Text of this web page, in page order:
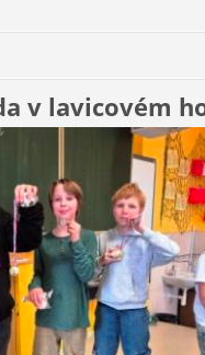
v lavicovém